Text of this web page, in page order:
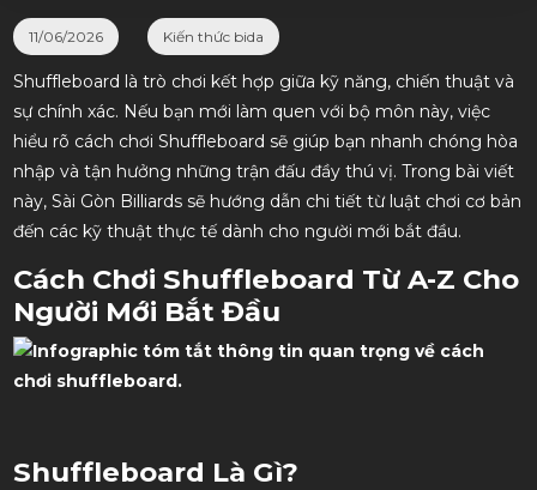
11/06/2026 Kiến thức bida
Shuffleboard là trò chơi kết hợp giữa kỹ năng, chiến thuật và
sự chính xác. Nếu bạn mới làm quen với bộ môn này, việc
hiểu rõ cách chơi Shuffleboard sẽ giúp bạn nhanh chóng hòa
nhập và tận hưởng những trận đấu đầy thú vị. Trong bài viết
này, Sài Gòn Billiards sẽ hướng dẫn chi tiết từ luật chơi cơ bản
đến các kỹ thuật thực tế dành cho người mới bắt đầu.
Cách Chơi Shuffleboard Từ A-Z Cho
Người Mới Bắt Đầu
Shuffleboard Là Gì?